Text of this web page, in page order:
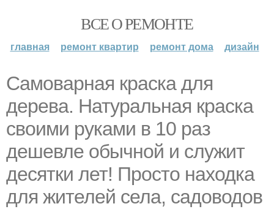
ВСЕ О РЕМОНТЕ
главная ремонт квартир ремонт дома дизайн
Самоварная краска для
дерева. Натуральная краска
своими руками в 10 раз
дешевле обычной и служит
десятки лет! Просто находка
для жителей села, садоводов